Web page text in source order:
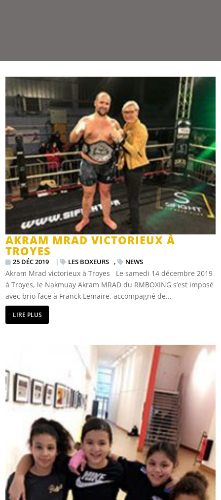
AKRAM MRAD VICTORIEUX À
TROYES
25 DÉC 2019 | LES BOXEURS , NEWS
Akram Mrad victorieux à Troyes Le samedi 14 décembre 2019
à Troyes, le Nakmuay Akram MRAD du RMBOXING s’est imposé
avec brio face à Franck Lemaire, accompagné de...
LIRE PLUS